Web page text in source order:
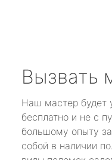
город Зарайск
город Звенигород
Вызвать
Наш мастер будет
бесплатно и не с
большому опыту
собой в наличии